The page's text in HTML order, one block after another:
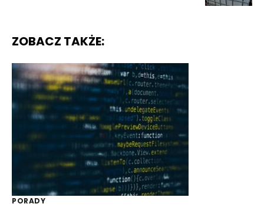
ZOBACZ TAKŻE:
PORADY